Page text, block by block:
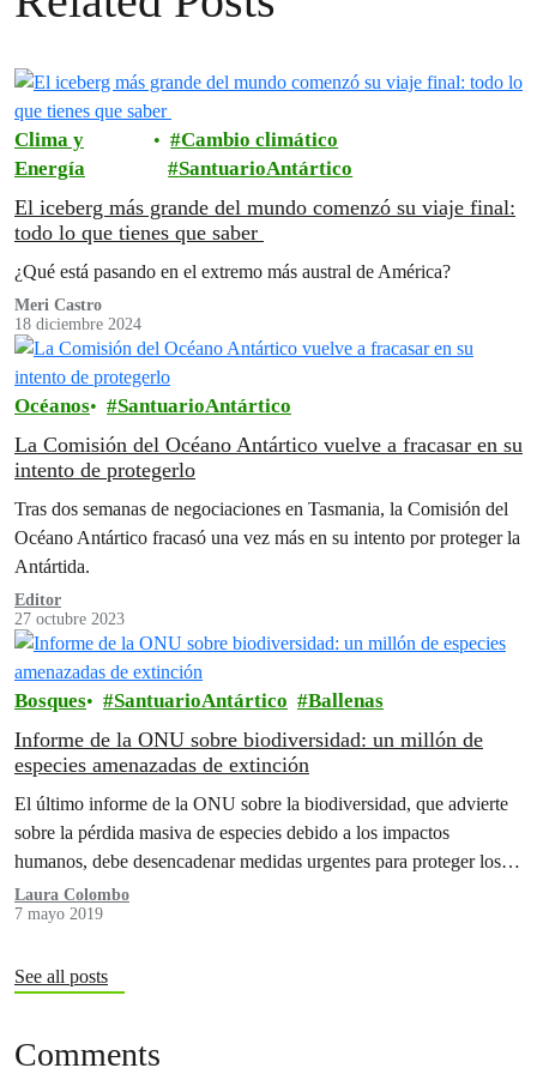
Clima y
Energía
Cambio climático
SantuarioAntártico
El iceberg más grande del mundo comenzó su viaje final:
todo lo que tienes que saber
¿Qué está pasando en el extremo más austral de América?
Meri Castro
18 diciembre 2024
Océanos SantuarioAntártico
La Comisión del Océano Antártico vuelve a fracasar en su
intento de protegerlo
Tras dos semanas de negociaciones en Tasmania, la Comisión del
Océano Antártico fracasó una vez más en su intento por proteger la
Antártida.
Editor
27 octubre 2023
Bosques SantuarioAntártico Ballenas
Informe de la ONU sobre biodiversidad: un millón de
especies amenazadas de extinción
El último informe de la ONU sobre la biodiversidad, que advierte
sobre la pérdida masiva de especies debido a los impactos
humanos, debe desencadenar medidas urgentes para proteger los
bosques…
Laura Colombo
7 mayo 2019
See all posts
Comments